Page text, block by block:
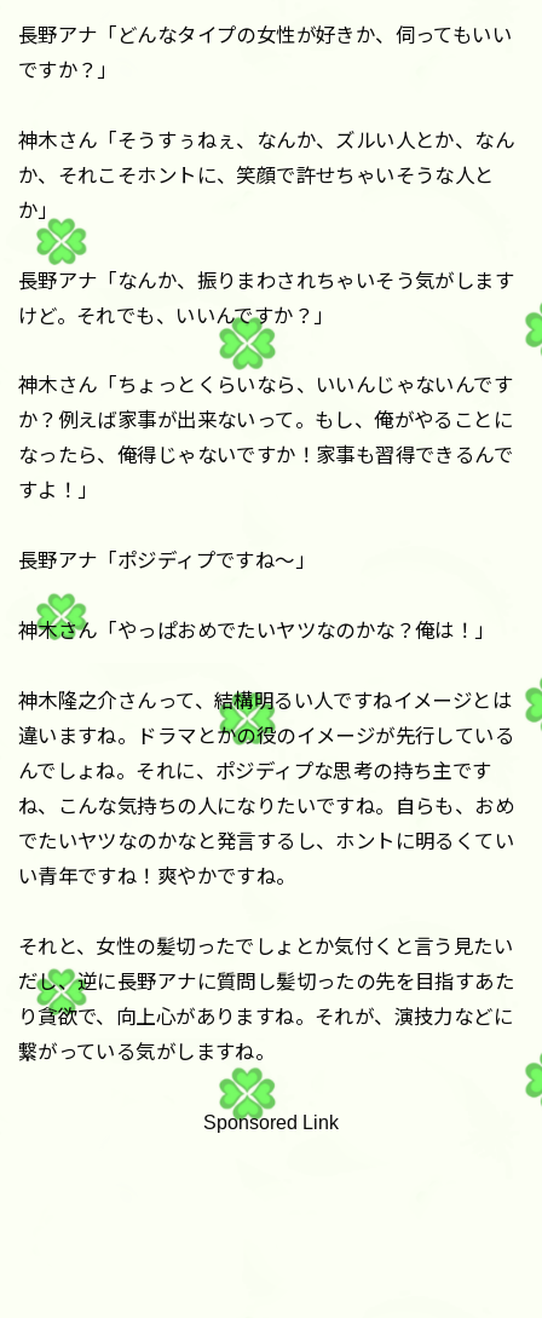
長野アナ「どんなタイプの女性が好きか、伺ってもいい
ですか？」
神木さん「そうすぅねぇ、なんか、ズルい人とか、なん
か、それこそホントに、笑顔で許せちゃいそうな人と
か」
長野アナ「なんか、振りまわされちゃいそう気がします
けど。それでも、いいんですか？」
神木さん「ちょっとくらいなら、いいんじゃないんです
か？例えば家事が出来ないって。もし、俺がやることに
なったら、俺得じゃないですか！家事も習得できるんで
すよ！」
長野アナ「ポジディプですね〜」
神木さん「やっぱおめでたいヤツなのかな？俺は！」
神木隆之介さんって、結構明るい人ですねイメージとは
違いますね。ドラマとかの役のイメージが先行している
んでしょね。それに、ポジディプな思考の持ち主です
ね、こんな気持ちの人になりたいですね。自らも、おめ
でたいヤツなのかなと発言するし、ホントに明るくてい
い青年ですね！爽やかですね。
それと、女性の髪切ったでしょとか気付くと言う見たい
だし、逆に長野アナに質問し髪切ったの先を目指すあた
り貪欲で、向上心がありますね。それが、演技力などに
繋がっている気がしますね。
Sponsored Link